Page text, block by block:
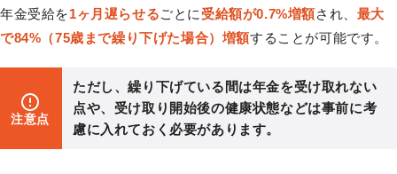
年金受給を1ヶ月遅らせるごとに 受給額が0.7%増額され、 最大
で84%（75歳まで繰り下げた場合）増額することが可能です。
注意点
ただし、繰り下げている間は年金を受け取れない
点や、受け取り開始後の健康状態などは事前に考
慮に入れておく必要があります。